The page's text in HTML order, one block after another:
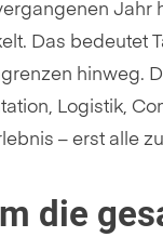
Jahr
Das bedeutet
hinweg.
Logistik,
– erst alle
die